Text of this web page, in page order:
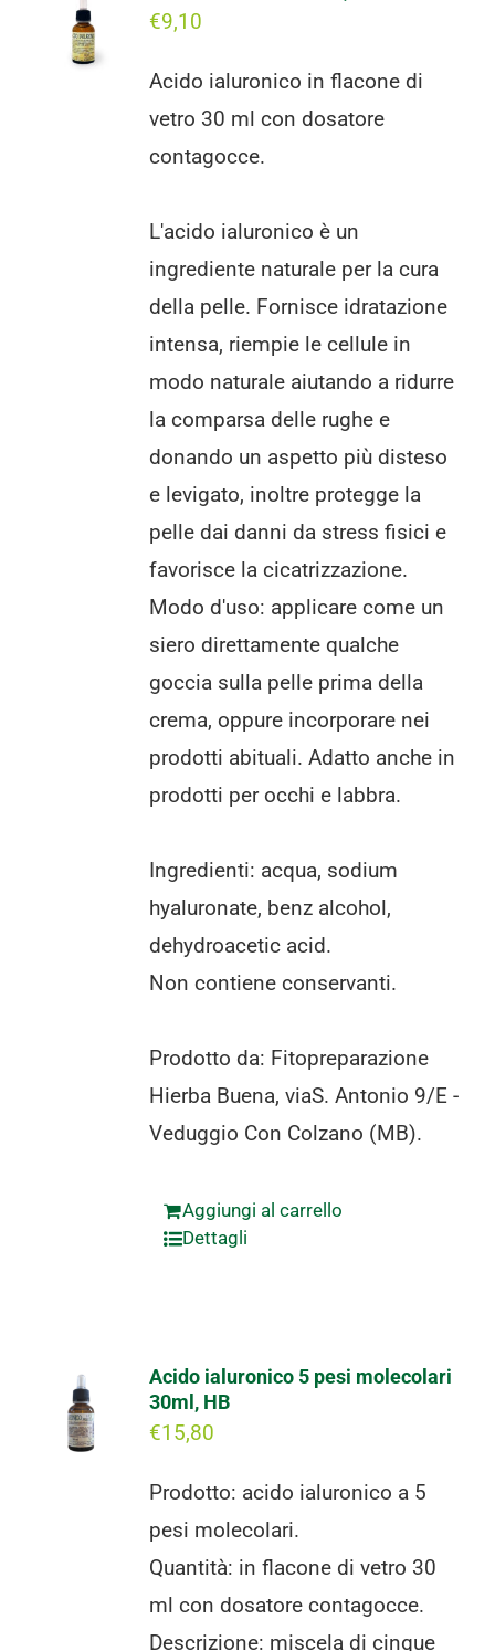
Progetti €9,10
Acido ialuronico in flacone di
vetro 30 ml con dosatore
contagocce.
L'acido ialuronico è un
ingrediente naturale per la cura
della pelle. Fornisce idratazione
intensa, riempie le cellule in
modo naturale aiutando a ridurre
la comparsa delle rughe e
donando un aspetto più disteso
e levigato, inoltre protegge la
pelle dai danni da stress fisici e
favorisce la cicatrizzazione.
Modo d'uso: applicare come un
siero direttamente qualche
goccia sulla pelle prima della
crema, oppure incorporare nei
prodotti abituali. Adatto anche in
prodotti per occhi e labbra.
Ingredienti: acqua, sodium
hyaluronate, benz alcohol,
dehydroacetic acid.
Non contiene conservanti.
Prodotto da: Fitopreparazione
Hierba Buena, viaS. Antonio 9/E -
Veduggio Con Colzano (MB).
Aggiungi al carrello
Dettagli
Acido ialuronico 5 pesi molecolari
30ml, HB
€15,80
Prodotto: acido ialuronico a 5
pesi molecolari.
Quantità: in flacone di vetro 30
ml con dosatore contagocce.
Descrizione: miscela di cinque